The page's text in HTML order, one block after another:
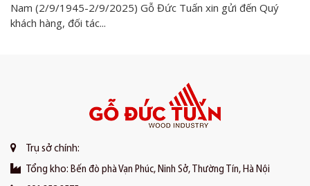
Nam (2/9/1945-2/9/2025) Gỗ Đức Tuấn xin gửi đến Quý
khách hàng, đối tác...
Trụ sở chính:
Tổng kho: Bến đò phà Vạn Phúc, Ninh Sở, Thường Tín, Hà Nội